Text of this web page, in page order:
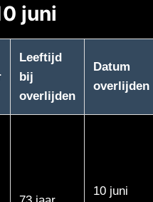
juni
Leeftijd
bij
overlijden
Datum
overlijden
10 juni